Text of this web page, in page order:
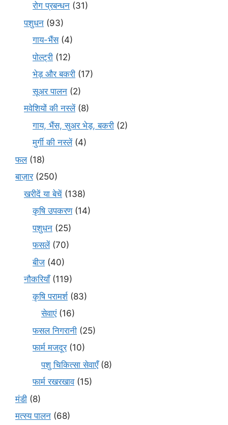
रोग प्रबन्धन (31)
पशुधन (93)
गाय-भैंस(4)
पोल्ट्री (12)
भेड़ और बकरी (17)
सूअर पालन (2)
मवेशियों की नस्लें(8)
गाय, भैंस, सुअर भेड़, बकरी (2)
मुर्गी की नस्लें(4)
फल(18)
बाज़ार(250)
खरीदें या बेचें (138)
कृषि उपकरण(14)
पशुधन (25)
फसलें(70)
बीज (40)
नौकरियाँ(119)
कृषि परामर्श(83)
सेवाएं(16)
फसल निगरानी (25)
फार्म मजदूर(10)
पशु चिकित्सा सेवाएँ(8)
फार्म रखरखाव(15)
मंडी (8)
मत्स्य पालन (68)